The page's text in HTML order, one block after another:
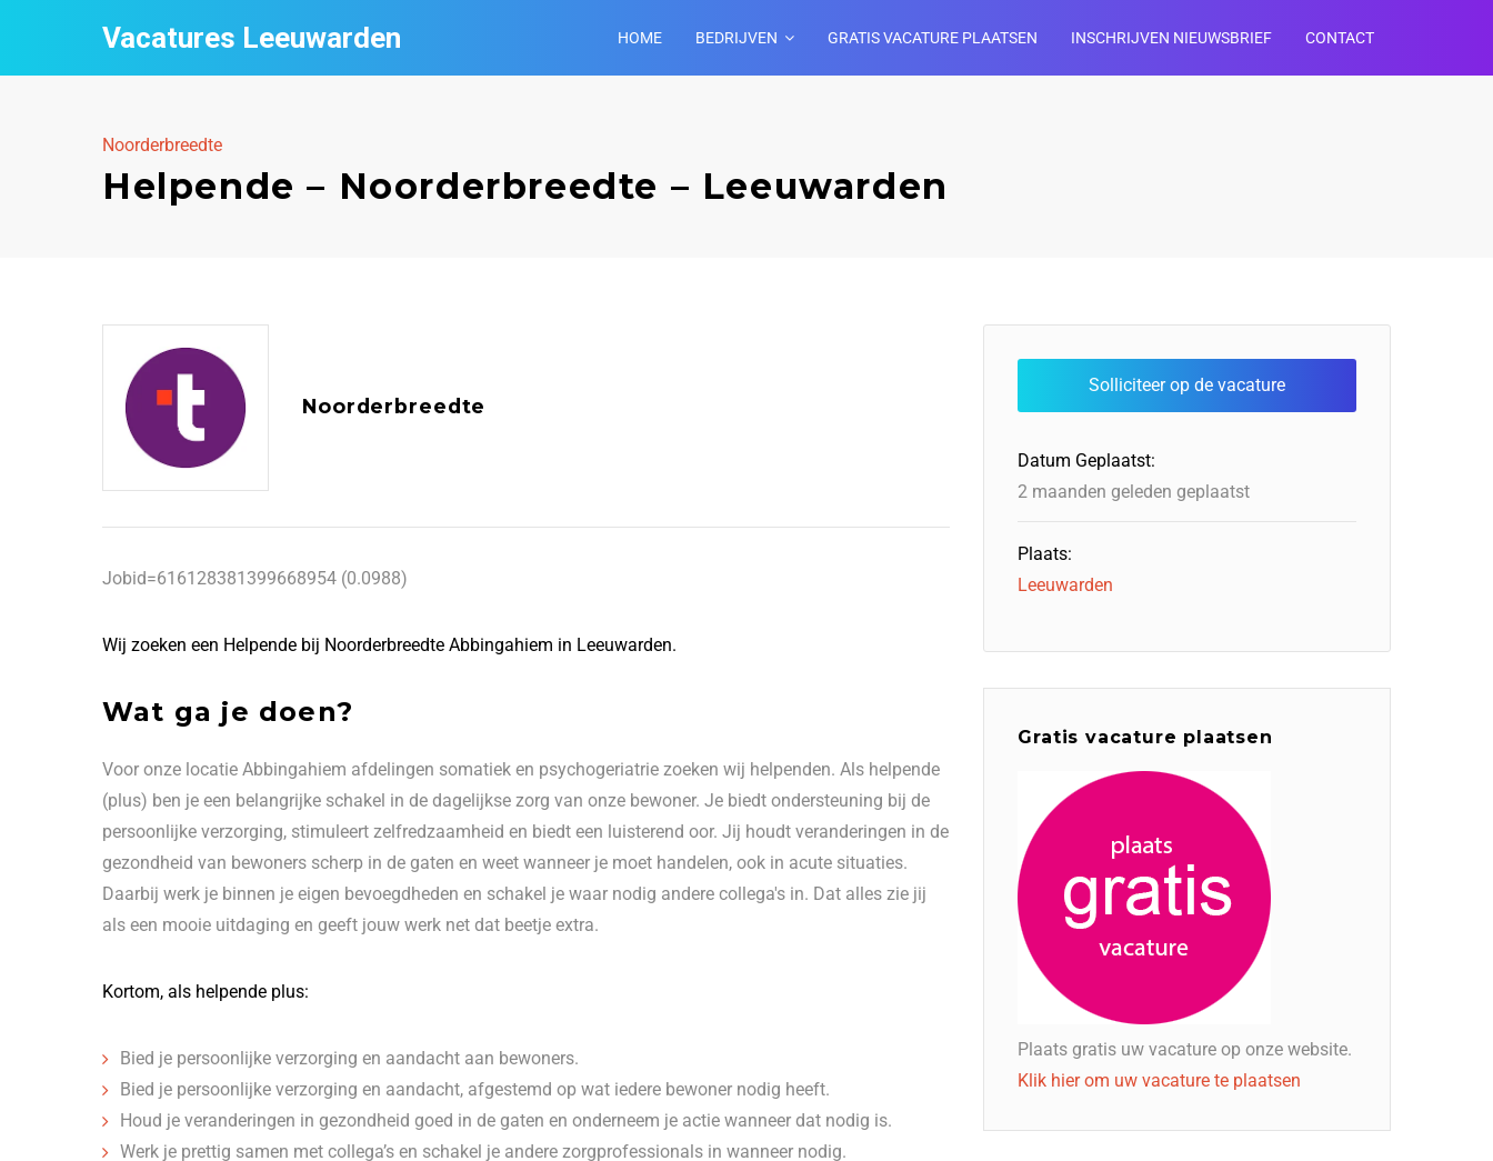
Vacatures Leeuwarden HOME BEDRIJVEN GRATIS VACATURE PLAATSEN INSCHRIJVEN NIEUWSBRIEF CONTACT
Noorderbreedte
Helpende – Noorderbreedte – Leeuwarden
Noorderbreedte
Jobid=616128381399668954 (0.0988)
Wij zoeken een Helpende bij Noorderbreedte Abbingahiem in Leeuwarden.
Wat ga je doen?
Voor onze locatie Abbingahiem afdelingen somatiek en psychogeriatrie zoeken wij helpenden. Als helpende
(plus) ben je een belangrijke schakel in de dagelijkse zorg van onze bewoner. Je biedt ondersteuning bij de
persoonlijke verzorging, stimuleert zelfredzaamheid en biedt een luisterend oor. Jij houdt veranderingen in de
gezondheid van bewoners scherp in de gaten en weet wanneer je moet handelen, ook in acute situaties.
Daarbij werk je binnen je eigen bevoegdheden en schakel je waar nodig andere collega's in. Dat alles zie jij
als een mooie uitdaging en geeft jouw werk net dat beetje extra.
Kortom, als helpende plus:
Bied je persoonlijke verzorging en aandacht aan bewoners.
Bied je persoonlijke verzorging en aandacht, afgestemd op wat iedere bewoner nodig heeft.
Houd je veranderingen in gezondheid goed in de gaten en onderneem je actie wanneer dat nodig is.
Werk je prettig samen met collega’s en schakel je andere zorgprofessionals in wanneer nodig.
Datum Geplaatst:
2 maanden geleden geplaatst
Plaats:
Leeuwarden
Gratis vacature plaatsen
Plaats gratis uw vacature op onze website.
Klik hier om uw vacature te plaatsen